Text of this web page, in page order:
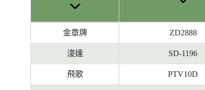
號
金章牌 ZD2888
浚達 SD-1196
飛歌 PTV10D